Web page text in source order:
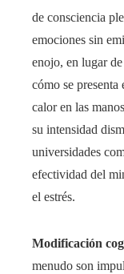
de consciencia
emociones sin
enojo, en lugar
cómo se
calor en las
su intensidad
universidades
efectividad del
el estrés.
Modificación
menudo son